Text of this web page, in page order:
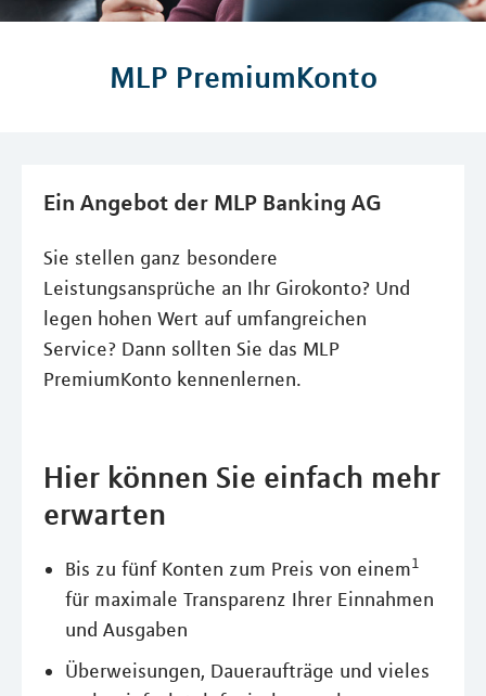
MLP PremiumKonto
Ein Angebot der MLP Banking AG
Sie stellen ganz besondere
Leistungsansprüche an Ihr Girokonto? Und
legen hohen Wert auf umfangreichen
Service? Dann sollten Sie das MLP
PremiumKonto kennenlernen.
Hier können Sie einfach mehr
erwarten
Bis zu fünf Konten zum Preis von einem1
für maximale Transparenz Ihrer Einnahmen
und Ausgaben
Überweisungen, Daueraufträge und vieles